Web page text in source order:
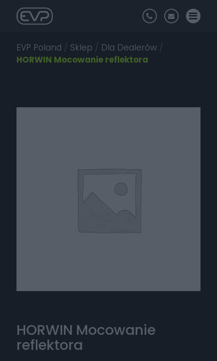
EVP Poland / Sklep / Dla Dealerów /
HORWIN Mocowanie reflektora
HORWIN Mocowanie
reflektora